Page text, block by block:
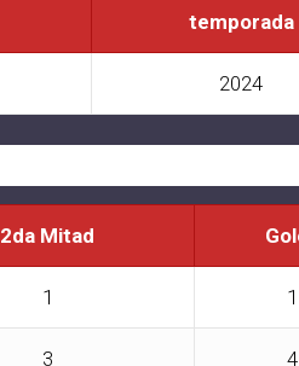
temporada
2024
2da Mitad
1 1
3 4